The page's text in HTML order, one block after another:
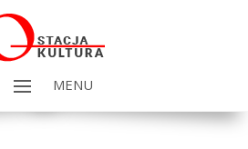
MENU